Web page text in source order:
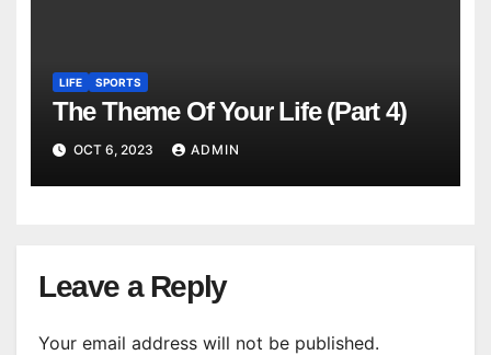
LIFE SPORTS
The Theme Of Your Life (Part 4)
OCT 6, 2023 ADMIN
Leave a Reply
Your email address will not be published.